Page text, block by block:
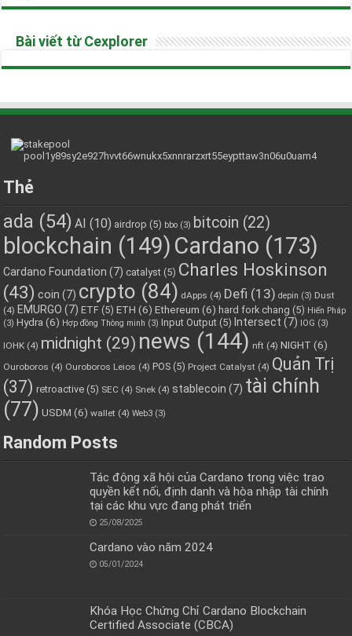
Bài viết từ Cexplorer
Thẻ
ada (54) AI (10) airdrop (5) bbo (3) bitcoin (22)
blockchain (149) Cardano (173)
Cardano Foundation (7) catalyst (5) Charles Hoskinson
(43) coin (7) crypto (84) dApps (4) Defi (13) depin (3) Dust
(4) EMURGO (7) ETF (5) ETH (6) Ethereum (6) hard fork chang (5) Hiến Pháp
(3) Hydra (6) Hợp đồng Thông minh (3) Input Output (5) Intersect (7) IOG (3)
IOHK (4) midnight (29) news (144) nft (4) NIGHT (6)
Ouroboros (4) Ouroboros Leios (4) POS (5) Project Catalyst (4) Quản Trị
(37) retroactive (5) SEC (4) Snek (4) stablecoin (7) tài chính
(77) USDM (6) wallet (4) Web3 (3)
Random Posts
Tác động xã hội của Cardano trong việc trao
quyền kết nối, định danh và hòa nhập tài chính
tại các khu vực đang phát triển
25/08/2025
Cardano vào năm 2024
05/01/2024
Khóa Học Chứng Chỉ Cardano Blockchain
Certified Associate (CBCA)